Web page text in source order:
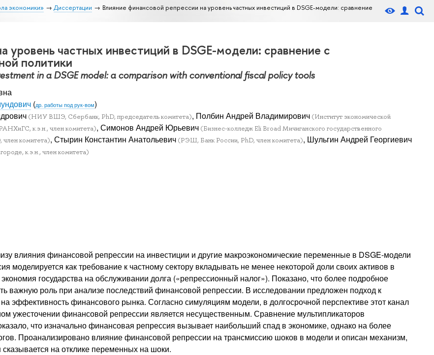
экономики» Диссертации
Влияние финансовой репрессии на уровень частных инвестиций в DSGE-модели: сравнение
уровень частных инвестиций в DSGE-модели: сравнение с
политики
in a DSGE model: a comparison with conventional fiscal policy tools
(др. работы под рук-вом)
(НИУ ВШЭ, Сбербанк, PhD, председатель комитета), Полбин Андрей Владимирович (Институт экономической
к.э.н., член комитета), Симонов Андрей Юрьевич (Бизнес-колледж Eli Broad Мичиганского государственного
член комитета), Стырин Константин Анатольевич (РЭШ, Банк России, PhD, член комитета), Шульгин Андрей Георгиевич
к.э.н., член комитета)
влияния финансовой репрессии на инвестиции и другие макроэкономические переменные в DSGE-модели
как требование к частному сектору вкладывать не менее некоторой доли своих активов в
экономия государства на обслуживании долга («репрессионный налог»). Показано, что более подробное
важную роль при анализе последствий финансовой репрессии. В исследовании предложен подход к
эффективность финансового рынка. Согласно симуляциям модели, в долгосрочной перспективе этот канал
ужесточении финансовой репрессии является несущественным. Сравнение мультипликаторов
что изначально финансовая репрессия вызывает наибольший спад в экономике, однако на более
Проанализировано влияние финансовой репрессии на трансмиссию шоков в модели и описан механизм,
на отклике переменных на шоки.